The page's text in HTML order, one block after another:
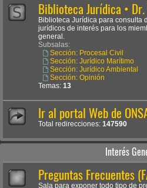
Biblioteca Jurídica •
Biblioteca Jurídica para consulta
jurídicos de interés para los
general.
Subsalas:
Sección: Procesal Civil
Sección: Jurídico Marítimo
Sección: Jurídico Ambiental
Sección: Opinión
Temas: 13
Ir al portal Web de
Total redirecciones: 147590
Interés
Preguntas Frecuentes
Sala para exponer todo tipo de